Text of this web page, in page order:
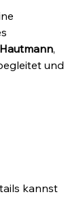
,
und
kannst